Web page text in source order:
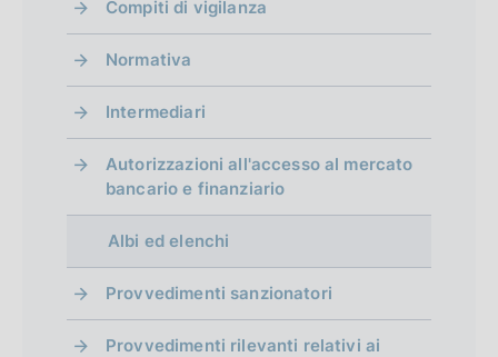
e
:
:
o
e
a
z
i
o
n
e
:
o
b
b
l
i
c
a
z
u
b
a
i
o
n
e
Compiti di vigilanza
Normativa
Intermediari
Autorizzazioni all'accesso al mercato
bancario e finanziario
Albi ed elenchi
Provvedimenti sanzionatori
Provvedimenti rilevanti relativi ai